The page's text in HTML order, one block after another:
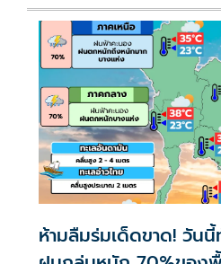
ห้ามลืมร่มเด็ดขาด! วัน